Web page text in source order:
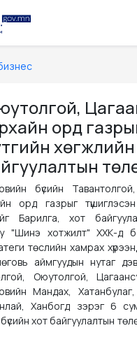
орд
хөгжлийн
бүсийн
орд газрыг
Барилга, хот
"Шинэ хотжилт" ХХК-д
төслийн хамрах
аймгуудын нутаг
Оюутолгой,
Мандах,
Ханбогд зэрэг 6
хот байгуулалтын